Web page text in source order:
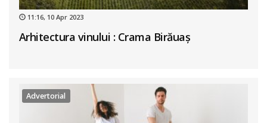
11:16, 10 Apr 2023
Arhitectura vinului : Crama Birăuaș
Advertorial